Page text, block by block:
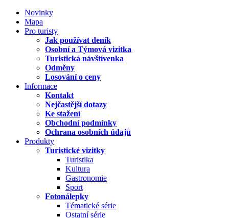
Novinky
Mapa
Pro turisty
Jak používat deník
Osobní a Týmová vizitka
Turistická návštívenka
Odměny
Losování o ceny
Informace
Kontakt
Nejčastější dotazy
Ke stažení
Obchodní podmínky
Ochrana osobních údajů
Produkty
Turistické vizitky
Turistika
Kultura
Gastronomie
Sport
Fotonálepky
Tématické série
Ostatní série